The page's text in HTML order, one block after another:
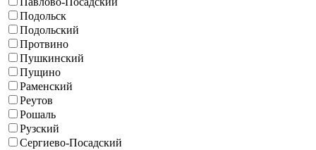
Подольск
Подольский
Протвино
Пушкинский
Пущино
Раменский
Реутов
Рошаль
Рузский
Сергиево-Посадский